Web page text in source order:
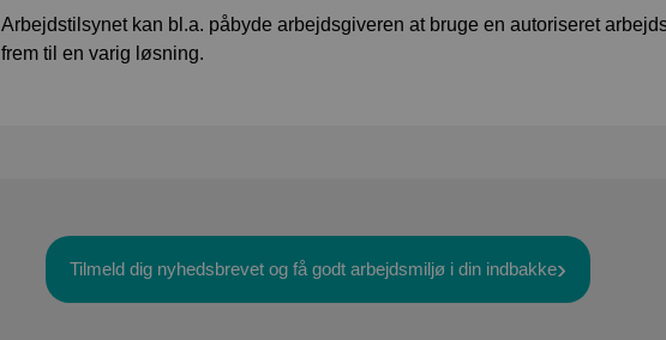
Arbejdstilsynet kan bl.a. påbyde arbejdsgiveren at bruge en autoriseret
frem til en varig løsning.
Tilmeld dig nyhedsbrevet og få godt arbejdsmiljø i din indbakke